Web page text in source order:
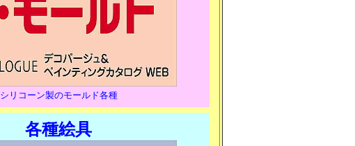
シリコーン製のモールド各種
各種絵具